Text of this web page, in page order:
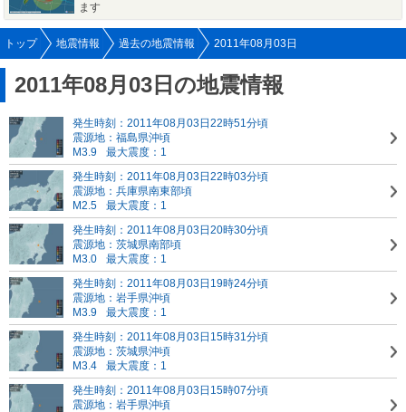
ます
トップ 地震情報 過去の地震情報 2011年08月03日
2011年08月03日の地震情報
発生時刻：2011年08月03日22時51分頃
震源地：福島県沖頃
M3.9
最大震度：1
発生時刻：2011年08月03日22時03分頃
震源地：兵庫県南東部頃
M2.5
最大震度：1
発生時刻：2011年08月03日20時30分頃
震源地：茨城県南部頃
M3.0
最大震度：1
発生時刻：2011年08月03日19時24分頃
震源地：岩手県沖頃
M3.9
最大震度：1
発生時刻：2011年08月03日15時31分頃
震源地：茨城県沖頃
M3.4
最大震度：1
発生時刻：2011年08月03日15時07分頃
震源地：岩手県沖頃